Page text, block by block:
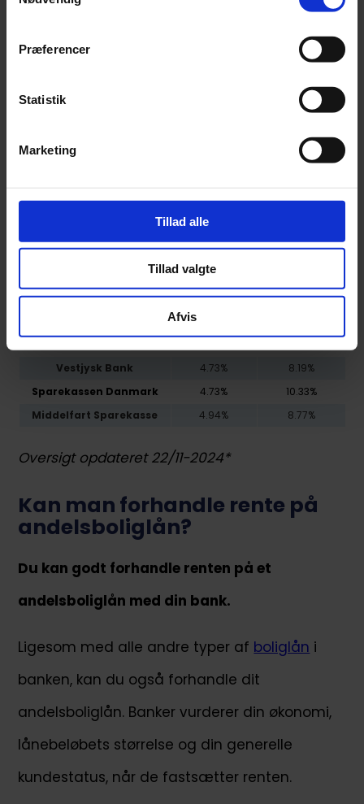
Præferencer
Statistik
Marketing
Tillad alle
Tillad valgte
Afvis
BANK
HØJESTE
RENTE
8.02%
Jyske Bank
8.72%
Nykredit
4.52%
4.52%
4.52%
Sparekassen Sjælland-
Spar Nord 4.58%
9.84%
Arbejdernes Landsbank 4.73%
4.73%
Vestjysk Bank
4.73%
8.19%
Sparekassen Danmark
4.73%
10.33%
Middelfart Sparekasse
4.94% 8.77%
Oversigt opdateret 22/11-2024*
Kan man forhandle rente på
andelsboliglån?
Du kan godt forhandle renten på et
andelsboliglån med din bank.
Ligesom med alle andre typer af boliglån i
banken, kan du også forhandle dit
andelsboliglån. Banker vurderer din økonomi,
lånebeløbets størrelse og din generelle
kundestatus, når de fastsætter renten.